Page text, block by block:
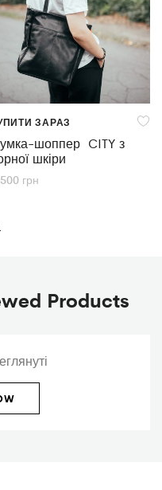
ЗАРАЗ
шоппер CITY з
шкіри
грн
Products